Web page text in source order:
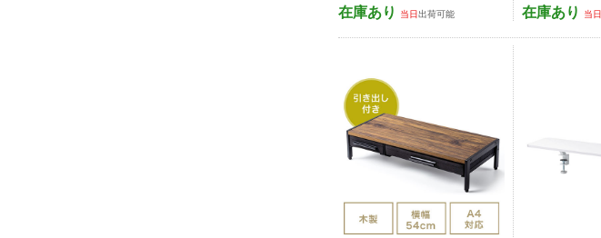
在庫あり 当日出荷可能 在庫あり 当日